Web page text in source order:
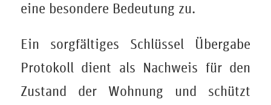
eine besondere Bedeutung zu.
Ein sorgfältiges Schlüssel Übergabe
Protokoll dient als Nachweis für den
Zustand der Wohnung und schützt